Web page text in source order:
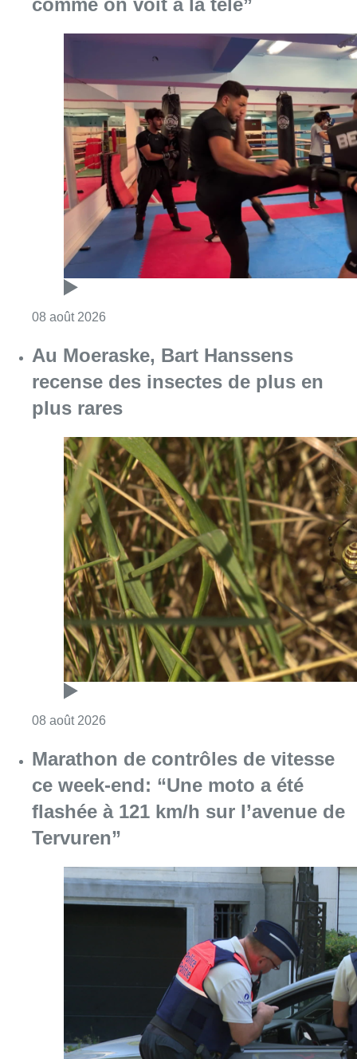
comme on voit à la télé”
08 août 2026
Au Moeraske, Bart Hanssens
recense des insectes de plus en
plus rares
08 août 2026
Marathon de contrôles de vitesse
ce week-end: “Une moto a été
flashée à 121 km/h sur l’avenue de
Tervuren”